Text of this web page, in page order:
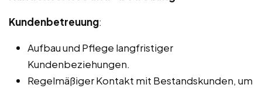
Kundenbetreuung:
Aufbau und Pflege langfristiger
Kundenbeziehungen.
Regelmäßiger Kontakt mit Bestandskunden, um